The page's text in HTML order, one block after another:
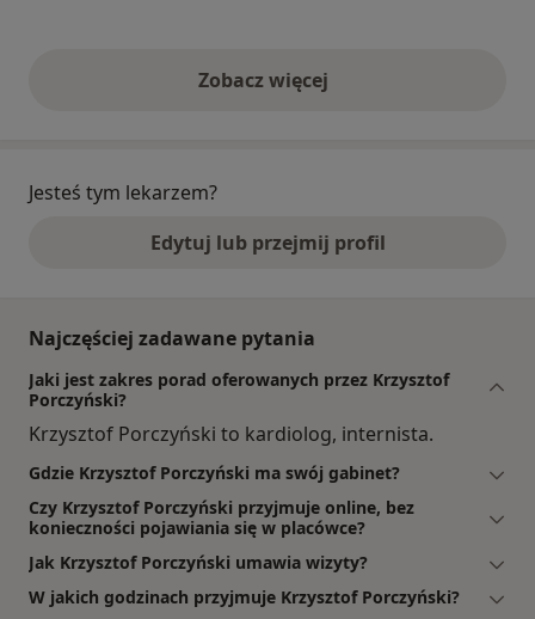
Zobacz więcejopinie powyżej
Jesteś tym lekarzem?
Edytuj lub przejmij profil
Najczęściej zadawane pytania
Jaki jest zakres porad oferowanych przez Krzysztof
Porczyński?
Krzysztof Porczyński to kardiolog, internista.
Gdzie Krzysztof Porczyński ma swój gabinet?
Czy Krzysztof Porczyński przyjmuje online, bez
konieczności pojawiania się w placówce?
Jak Krzysztof Porczyński umawia wizyty?
W jakich godzinach przyjmuje Krzysztof Porczyński?